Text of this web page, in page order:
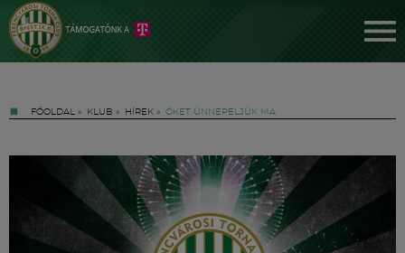
FŐOLDAL » KLUB » HÍREK » ŐKET ÜNNEPELJÜK MA
Jegyek